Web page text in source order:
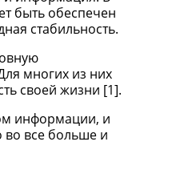
быть обеспечен
стабильность.
многих из них
своей жизни [1].
информации, и
во все больше и